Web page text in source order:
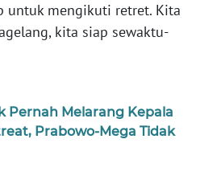
untuk mengikuti retret. Kita
kita siap sewaktu-
Pernah Melarang Kepala
Prabowo-Mega Tidak